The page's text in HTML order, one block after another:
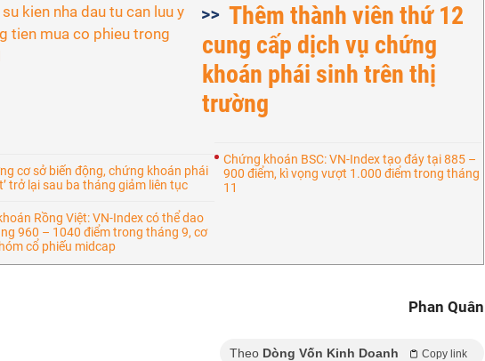
Thêm thành viên thứ 12
cung cấp dịch vụ chứng
khoán phái sinh trên thị
trường
Chứng khoán BSC: VN-Index tạo đáy tại 885 –
900 điểm, kì vọng vượt 1.000 điểm trong tháng
11
cơ sở biến động, chứng khoán phái
trở lại sau ba tháng giảm liên tục
Rồng Việt: VN-Index có thể dao
960 – 1040 điểm trong tháng 9, cơ
cổ phiếu midcap
Phan Quân
Theo Dòng Vốn Kinh Doanh Copy link